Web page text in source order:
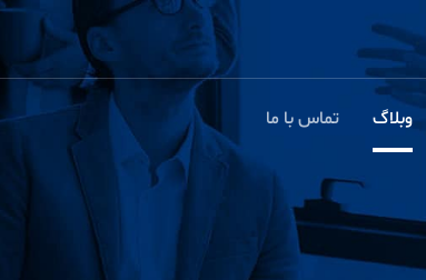
وبلاگ تماس با ما